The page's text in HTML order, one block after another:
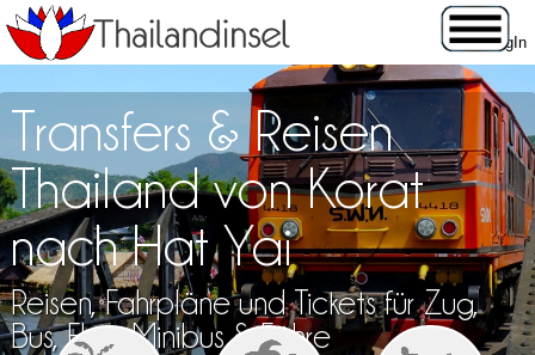
Transfers & Reisen
Thailand von Korat
nach Hat Yai
Reisen, Fahrpläne und Tickets für Zug,
Bus, Flug, Minibus & Fähre